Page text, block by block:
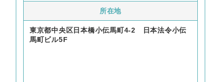
所在地
東京都中央区日本橋小伝馬町4-2 日本法令小伝
馬町ビル5F